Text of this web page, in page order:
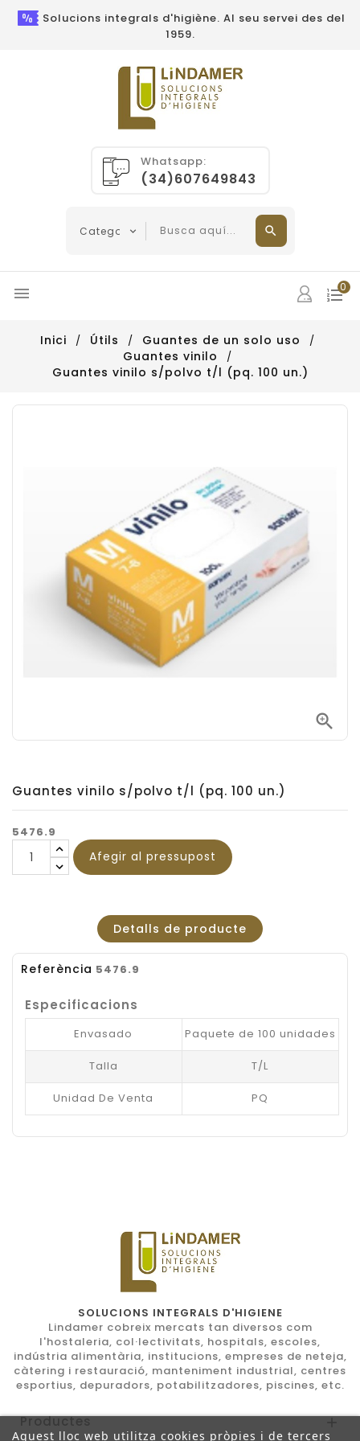
Solucions integrals d'higiène. Al seu servei des del
1959.
Whatsapp:
(34)607649843
 0
Inici Útils
Guantes de un solo uso
Guantes vinilo
Guantes vinilo s/polvo t/l (pq. 100 un.)

Guantes vinilo s/polvo t/l (pq. 100 un.)
5476.9
Afegir al pressupost
Detalls de producte
Referència 5476.9
Especificacions
Envasado Paquete de 100 unidades
Talla T/L
Unidad De Venta PQ
SOLUCIONS INTEGRALS D'HIGIENE
Lindamer cobreix mercats tan diversos com
l'hostaleria, col·lectivitats, hospitals, escoles,
indústria alimentària, institucions, empreses de neteja,
càtering i restauració, manteniment industrial, centres
esportius, depuradors, potabilitzadores, piscines, etc.
Productes
Aquest lloc web utilitza cookies pròpies i de tercers